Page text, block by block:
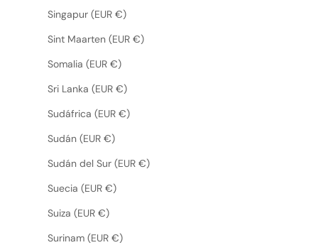
Singapur (EUR €)
Sint Maarten (EUR €)
Somalia (EUR €)
Sri Lanka (EUR €)
Sudáfrica (EUR €)
Sudán (EUR €)
Sudán del Sur (EUR €)
Suecia (EUR €)
Suiza (EUR €)
Surinam (EUR €)